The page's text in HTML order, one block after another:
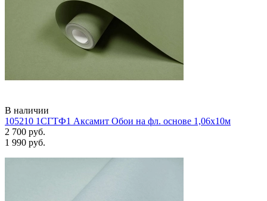
В наличии
105210 1СГТФ1 Аксамит Обои на фл. основе 1,06х10м
2 700 руб.
1 990 руб.